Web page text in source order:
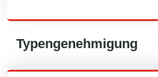
Typengenehmigung